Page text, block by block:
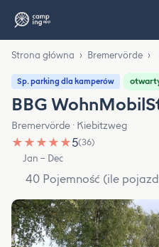
Strona główna › Bremervörde ›
Sp. parking dla kamperów
BBG
Bremervörde · Kiebitzweg
★ ★ ★ ★ ★5(36)
Jan – Dec
40 Pojemność (ile